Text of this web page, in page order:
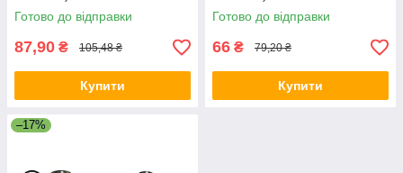
Готово до відправки
87,90 ₴ 105,48 ₴
Купити
Готово до відправки
66 ₴ 79,20 ₴
Купити
–17%